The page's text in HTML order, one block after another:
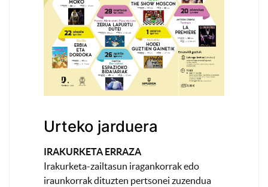
Urteko jarduera
IRAKURKETA ERRAZA
Irakurketa-zailtasun iragankorrak edo
iraunkorrak dituzten pertsonei zuzendua